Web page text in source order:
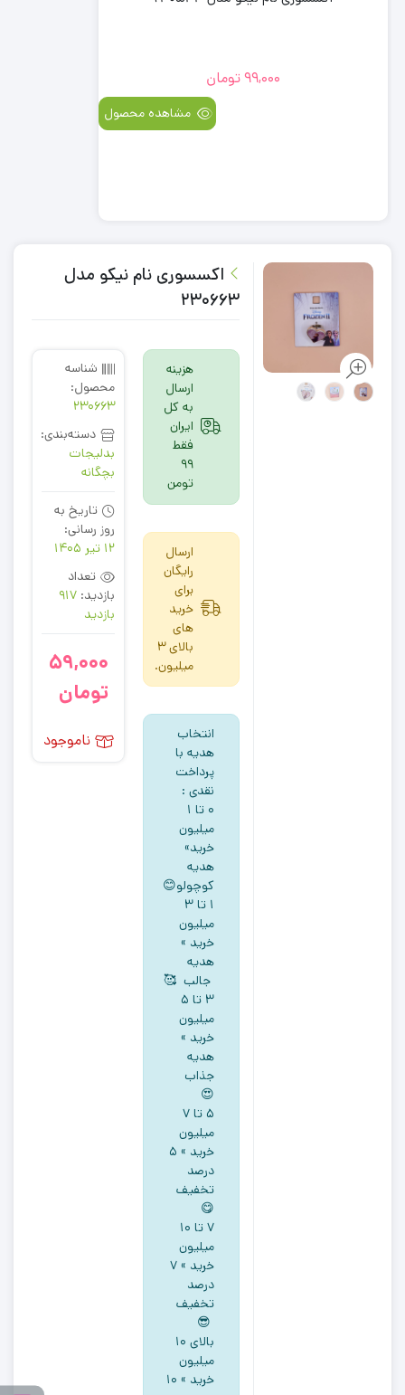
99,000تومان
مشاهده محصول
اکسسوری نام نیکو مدل
230663
هزینه
ارسال
به کل
ایران
فقط
99
تومن
ارسال
رایگان
برای
خرید
های
بالای 3
میلیون.
انتخاب
هدیه با
پرداخت
نقدی :
۰ تا ۱
میلیون
خرید»
هدیه
کوچولو😊
۱ تا ۳
میلیون
خرید »
هدیه
جالب 🥰
۳ تا ۵
میلیون
خرید »
هدیه
جذاب
😍
5 تا ۷
میلیون
خرید » ۵
درصد
تخفیف
😋
۷ تا ۱۰
میلیون
خرید » ۷
درصد
تخفیف
😎
بالای ۱۰
میلیون
خرید » ۱۰
شناسه
محصول:
230663
دسته‌بندی:
بدلیجات
بچگانه
تاریخ به
روز رسانی:
12 تیر 1405
تعداد
بازدید: 917
بازدید
59,000
تومان
ناموجود